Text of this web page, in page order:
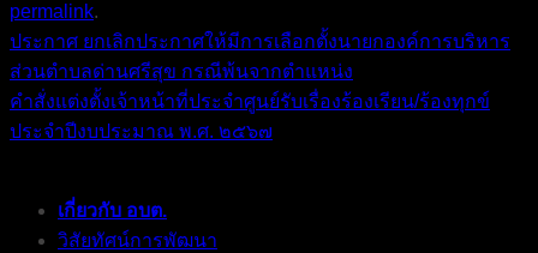
permalink.
ประกาศ ยกเลิกประกาศให้มีการเลือกตั้งนายกองค์การบริหาร
ส่วนตำบลด่านศรีสุข กรณีพ้นจากตำแหน่ง
คำสั่งแต่งตั้งเจ้าหน้าที่ประจำศูนย์รับเรื่องร้องเรียน/ร้องทุกข์
ประจำปีงบประมาณ พ.ศ. ๒๕๖๗
เกี่ยวกับ อบต.
วิสัยทัศน์การพัฒนา